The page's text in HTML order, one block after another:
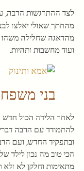
לצד ההתרגשות הרבה,
מהחתך שאולי יאלצו
מהדאגה שחלילה משהו
ועוד מחשבות ותהיות.
בני
לאחר הלידה הכול חדש
להתמודד עם הרבה
ובתפקיד החדש, ועם
הכי טוב מה נכון לילד
מתאימות וחלקן לא